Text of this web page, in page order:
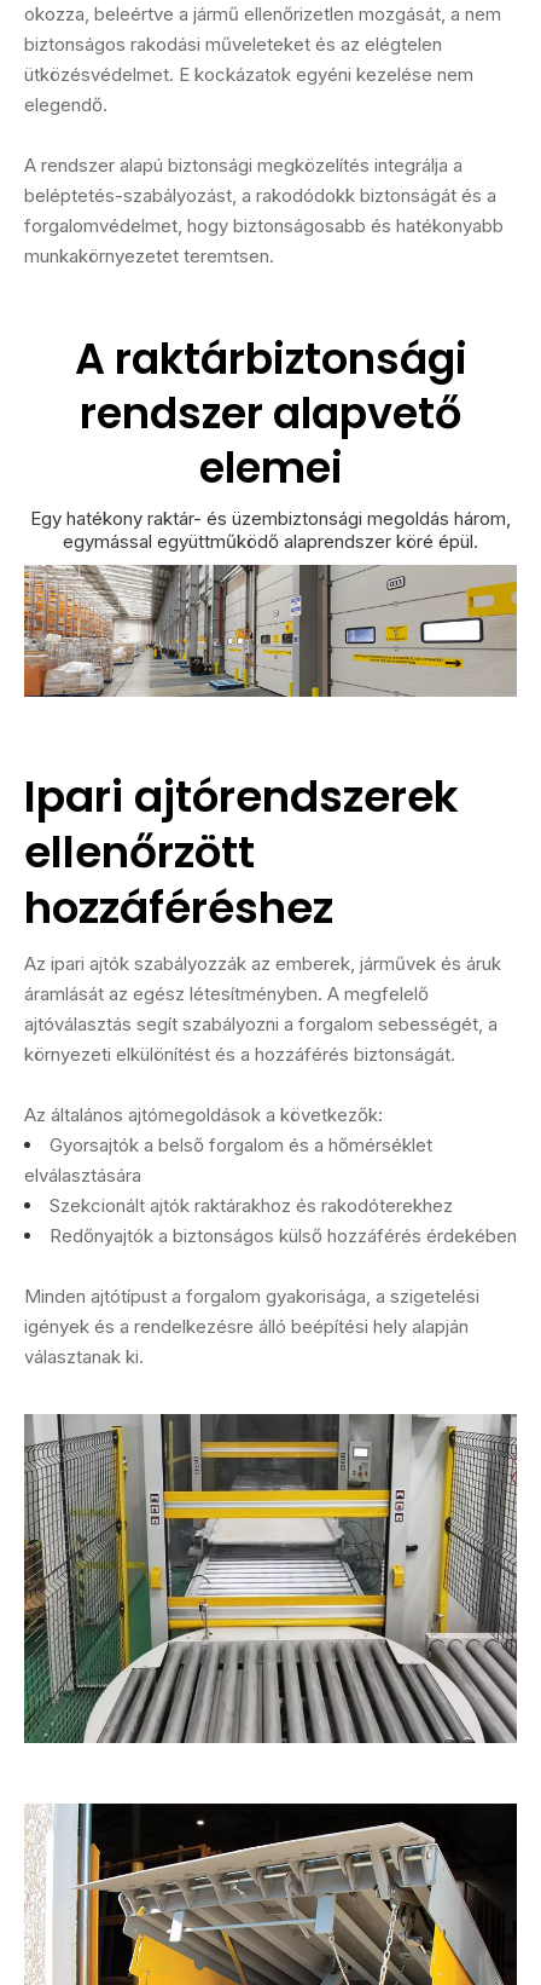
okozza, beleértve a jármű ellenőrizetlen mozgását, a nem
biztonságos rakodási műveleteket és az elégtelen
ütközésvédelmet. E kockázatok egyéni kezelése nem
elegendő.
A rendszer alapú biztonsági megközelítés integrálja a
beléptetés-szabályozást, a rakodódokk biztonságát és a
forgalomvédelmet, hogy biztonságosabb és hatékonyabb
munkakörnyezetet teremtsen.
A raktárbiztonsági
rendszer alapvető
elemei
Egy hatékony raktár- és üzembiztonsági megoldás három,
egymással együttműködő alaprendszer köré épül.
Ipari ajtórendszerek
ellenőrzött
hozzáféréshez
Az ipari ajtók szabályozzák az emberek, járművek és áruk
áramlását az egész létesítményben. A megfelelő
ajtóválasztás segít szabályozni a forgalom sebességét, a
környezeti elkülönítést és a hozzáférés biztonságát.
Az általános ajtómegoldások a következők:
Gyorsajtók a belső forgalom és a hőmérséklet
elválasztására
Szekcionált ajtók raktárakhoz és rakodóterekhez
Redőnyajtók a biztonságos külső hozzáférés érdekében
Minden ajtótípust a forgalom gyakorisága, a szigetelési
igények és a rendelkezésre álló beépítési hely alapján
választanak ki.